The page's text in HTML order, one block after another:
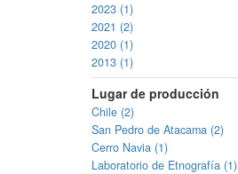
2023 (1)
2021 (2)
2020 (1)
2013 (1)
Lugar de producción
Chile (2)
San Pedro de Atacama (2)
Cerro Navia (1)
Laboratorio de Etnografía (1)